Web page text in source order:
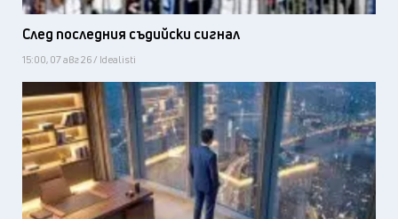
След последния съдийски сигнал
15:00, 07 авг 26 / Idealisti